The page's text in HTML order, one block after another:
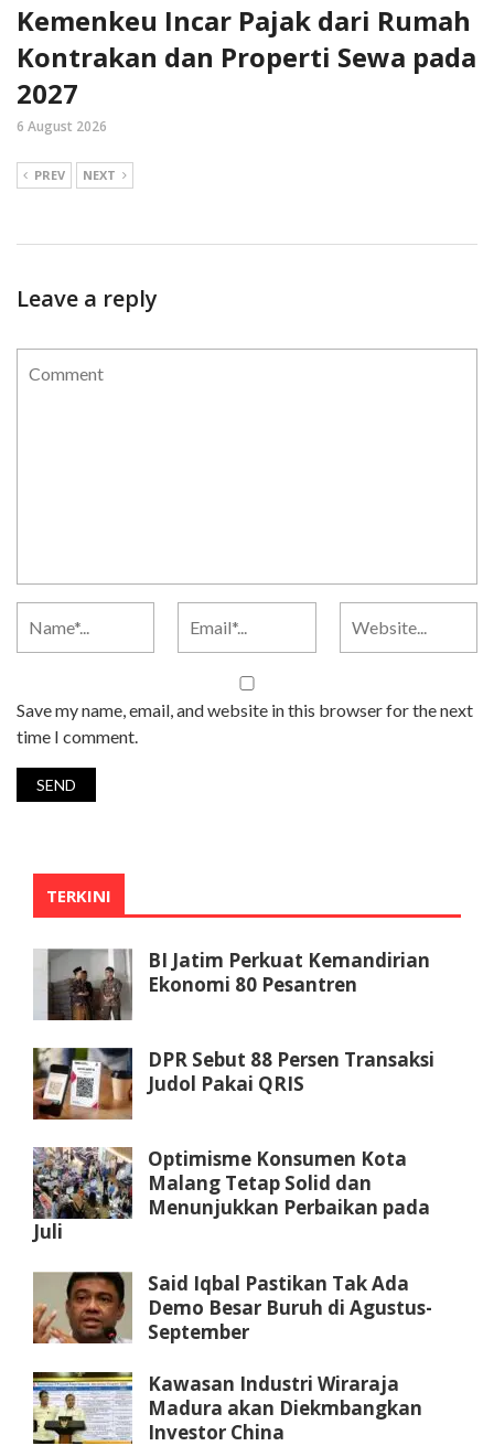
Kemenkeu Incar Pajak dari Rumah
Kontrakan dan Properti Sewa pada
2027
6 August 2026
PREV NEXT
Leave a reply
Save my name, email, and website in this browser for the next
time I comment.
TERKINI
BI Jatim Perkuat Kemandirian
Ekonomi 80 Pesantren
DPR Sebut 88 Persen Transaksi
Judol Pakai QRIS
Optimisme Konsumen Kota
Malang Tetap Solid dan
Menunjukkan Perbaikan pada
Juli
Said Iqbal Pastikan Tak Ada
Demo Besar Buruh di Agustus-
September
Kawasan Industri Wiraraja
Madura akan Diekmbangkan
Investor China